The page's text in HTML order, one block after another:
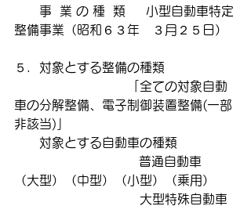
事  業 の 種  類　  小型自動車特定
整備事業（昭和６３年　３月２５日）
５．対象とする整備の種類
「全ての対象自動
車の分解整備、電子制御装置整備(一部
非該当)」
対象とする自動車の種類
普通自動車
（大型）（中型）（小型）（乗用）
大型特殊自動車